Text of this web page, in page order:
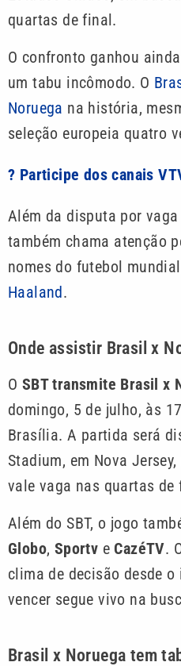
quartas de final.
O confronto ganhou
um tabu incômodo. O
Noruega na história,
seleção europeia quatro
? Participe dos canais
Além da disputa por
também chama atenção
nomes do futebol
Haaland.
Onde assistir Brasil x
O SBT transmite Brasil x
domingo, 5 de julho, às
Brasília. A partida será
Stadium, em Nova
vale vaga nas quartas
Além do SBT, o jogo
Globo, Sportv e CazéTV.
clima de decisão desde
vencer segue vivo na
Brasil x Noruega tem